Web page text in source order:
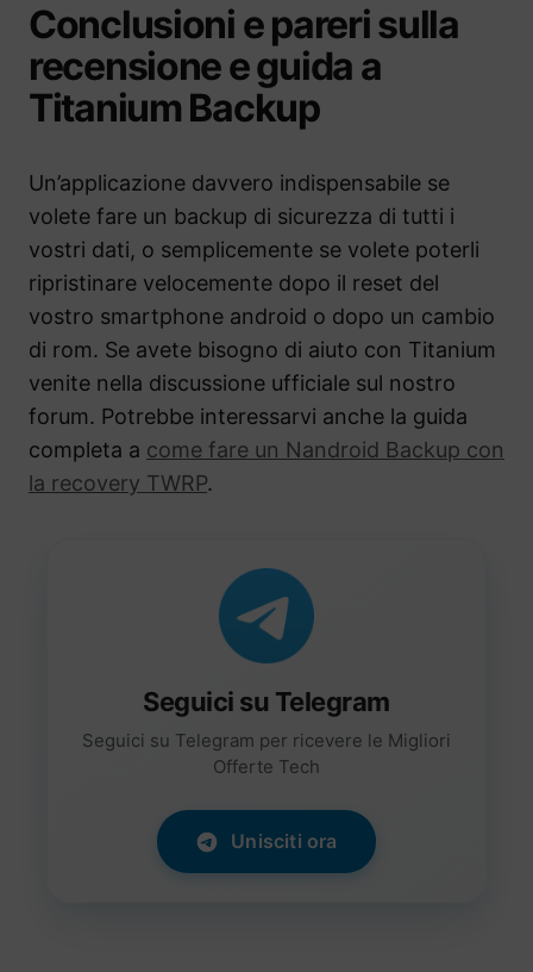
Conclusioni e pareri sulla
recensione e guida a
Titanium Backup
Un’applicazione davvero indispensabile se
volete fare un backup di sicurezza di tutti i
vostri dati, o semplicemente se volete poterli
ripristinare velocemente dopo il reset del
vostro smartphone android o dopo un cambio
di rom. Se avete bisogno di aiuto con Titanium
venite nella discussione ufficiale sul nostro
forum. Potrebbe interessarvi anche la guida
completa a come fare un Nandroid Backup con
la recovery TWRP.
Seguici su Telegram
Seguici su Telegram per ricevere le Migliori
Offerte Tech
Unisciti ora